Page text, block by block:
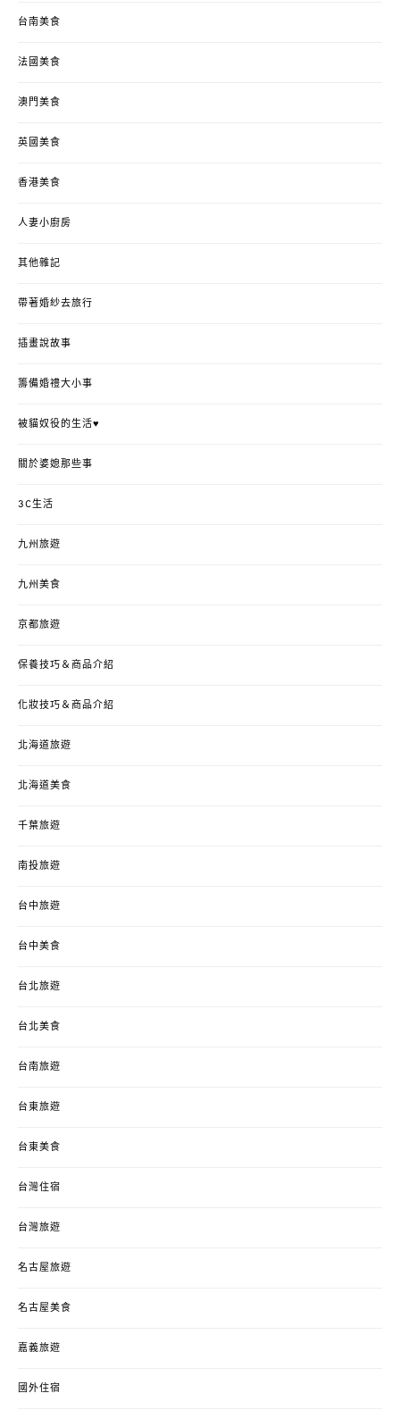
台南美食
法國美食
澳門美食
英國美食
香港美食
人妻小廚房
其他雜記
帶著婚紗去旅行
插畫說故事
籌備婚禮大小事
被貓奴役的生活♥
關於婆媳那些事
3C生活
九州旅遊
九州美食
京都旅遊
保養技巧＆商品介紹
化妝技巧＆商品介紹
北海道旅遊
北海道美食
千葉旅遊
南投旅遊
台中旅遊
台中美食
台北旅遊
台北美食
台南旅遊
台東旅遊
台東美食
台灣住宿
台灣旅遊
名古屋旅遊
名古屋美食
嘉義旅遊
國外住宿